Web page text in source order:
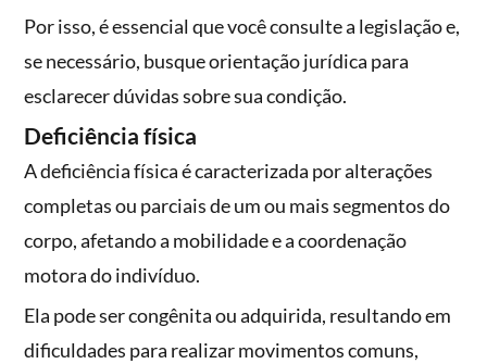
Por isso, é essencial que você consulte a legislação e,
se necessário, busque orientação jurídica para
esclarecer dúvidas sobre sua condição.
Deficiência física
A deficiência física é caracterizada por alterações
completas ou parciais de um ou mais segmentos do
corpo, afetando a mobilidade e a coordenação
motora do indivíduo.
Ela pode ser congênita ou adquirida, resultando em
dificuldades para realizar movimentos comuns,